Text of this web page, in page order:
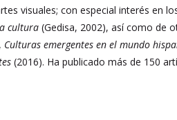
visuales; con especial interés en
cultura(Gedisa, 2002), así como de
Culturas emergentes en el mundo
(2016). Ha publicado más de 150